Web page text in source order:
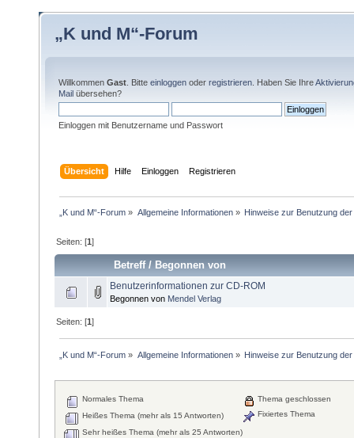
„K und M“-Forum
Willkommen Gast . Bitte einloggen oder registrieren . Haben Sie Ihre
Mail übersehen?
Einloggen mit Benutzername und Passwort
Übersicht Hilfe Einloggen Registrieren
„K und M“-Forum » Allgemeine Informationen» Hinweise zur Benutzung
Seiten: [1]
Betreff/Begonnen von
Benutzerinformationen zur CD-ROM
Begonnen von Mendel Verlag
Seiten: [1]
„K und M“-Forum » Allgemeine Informationen» Hinweise zur Benutzung
Normales Thema
Heißes Thema (mehr als 15 Antworten)
Sehr heißes Thema (mehr als 25 Antworten)
Thema geschlossen
Fixiertes Thema